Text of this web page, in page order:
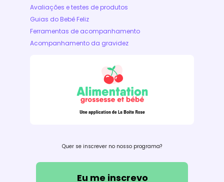
Avaliações e testes de produtos
Guias do Bebê Feliz
Ferramentas de acompanhamento
Acompanhamento da gravidez
Quer se inscrever no nosso programa?
Eu me inscrevo